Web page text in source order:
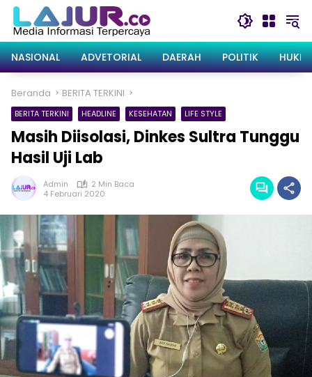
Langsung
konten
NASIONAL
ADVETORIAL DAERAH POLITIK
Beranda BERITA TERKINI
BERITA TERKINI HEADLINE KESEHATAN LIFE STYLE
Masih Diisolasi, Dinkes Sultra Tunggu
Hasil Uji Lab
Admin
2 Min Baca
4 Februari 2020